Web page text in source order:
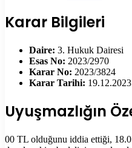
Karar Bilgileri
Daire: 3. Hukuk Dairesi
Esas No: 2023/2970
Karar No: 2023/3824
Karar Tarihi: 19.12.2023
Uyuşmazlığın
00 TL olduğunu iddia ettiği,